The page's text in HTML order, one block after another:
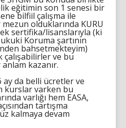
eğitimin son 1 senesi bir
bilfiil çalışma ile
olduklarında KURU
sertifika/lisanslarıyla (ki
Koruma şartının
bahsetmekteyim)
çalışabilirler ve bu
kazanır.
da belli ücretler ve
kurslar varken bu
varlığı hem EASA,
tartışma
kalmaya devam